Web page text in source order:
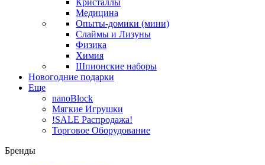
Кристаллы
Медицина
Опыты-домики (мини)
Слаймы и Лизуны
Физика
Химия
Шпионские наборы
Новогодние подарки
Еще
nanoBlock
Мягкие Игрушки
!SALE Распродажа!
Торговое Оборудование
Бренды